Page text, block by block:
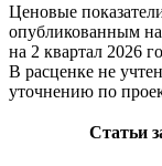
Ценовые
опубликованным
на 2 квартал 2026
В расценке не
уточнению по
Статьи